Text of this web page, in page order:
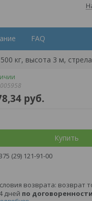
FAQ
кг, высота 3 м,
руб.
Купить
(29) 121-91-00
возврат
дней по договоренности